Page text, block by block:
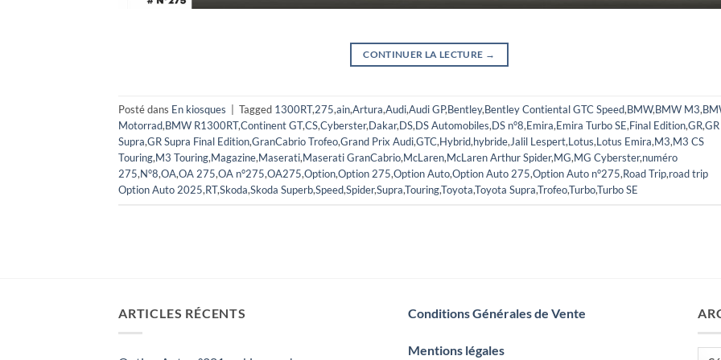
CONTINUER LA LECTURE →
Posté dans En kiosques Tagged 1300RT,275,ain,Artura,Audi,Audi GP,Bentley,Bentley Contiental GTC Speed,BMW,BMW M3,
Motorrad,BMW R1300RT,Continent GT,CS,Cyberster,Dakar,DS,DS Automobiles,DS n°8,Emira,Emira Turbo SE,Final Edition,GR,GR
Supra,GR Supra Final Edition,GranCabrio Trofeo,Grand Prix Audi,GTC,Hybrid,hybride,Jalil Lespert,Lotus,Lotus Emira,M3,M3 CS
Touring,M3 Touring,Magazine,Maserati,Maserati GranCabrio,McLaren,McLaren Arthur Spider,MG,MG Cyberster,numéro
275,N°8,OA,OA 275,OA n°275,OA275,Option,Option 275,Option Auto,Option Auto 275,Option Auto n°275,Road Trip,road trip
Option Auto 2025,RT,Skoda,Skoda Superb,Speed,Spider,Supra,Touring,Toyota,Toyota Supra,Trofeo,Turbo,Turbo SE
ARTICLES RÉCENTS Conditions Générales de Vente
Mentions légales